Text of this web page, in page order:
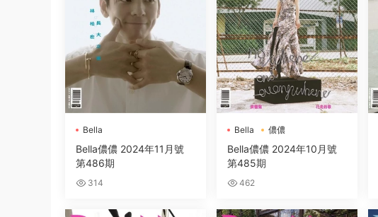
Bella
Bella儂儂 2024年11月號
第486期
314
Bella 儂儂
Bella儂儂 2024年10月號
第485期
462